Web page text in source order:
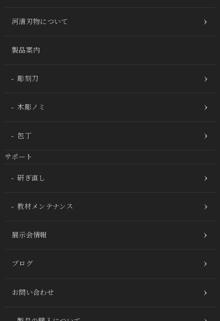
河清刃物について
製品案内
彫刻刀
木彫ノミ
包丁
サポート
研ぎ直し
教材メンテナンス
展示会情報
ブログ
お問い合わせ